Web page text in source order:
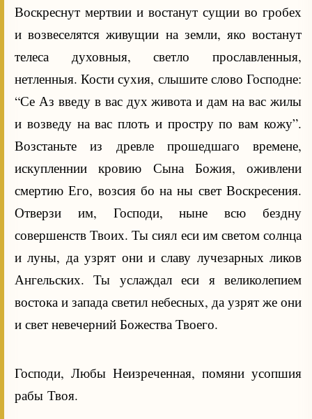
Воскреснут мертвии и востанут сущии во гробех
и возвеселятся живущии на земли, яко востанут
телеса духовныя, светло прославленныя,
нетленныя. Кости сухия, слышите слово Господне:
“Се Аз введу в вас дух живота и дам на вас жилы
и возведу на вас плоть и простру по вам кожу”.
Возстаньте из древле прошедшаго времене,
искупленнии кровию Сына Божия, оживлени
смертию Его, возсия бо на ны свет Воскресения.
Отверзи им, Господи, ныне всю бездну
совершенств Твоих. Ты сиял еси им светом солнца
и луны, да узрят они и славу лучезарных ликов
Ангельских. Ты услаждал еси я великолепием
востока и запада светил небесных, да узрят же они
и свет невечерний Божества Твоего.
Господи, Любы Неизреченная, помяни усопшия
рабы Твоя.